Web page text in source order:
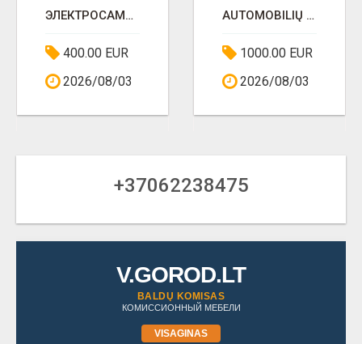
ЭЛЕКТРОСАМОКАТ
400.00 EUR
2026/08/03
AUTOMOBILIŲ SUPIRKIMAS
1000.00 EUR
2026/08/03
+37062238475
V.GOROD.LT
BALDŲ KOMISAS
КОМИССИОННЫЙ МЕБЕЛИ
VISAGINAS